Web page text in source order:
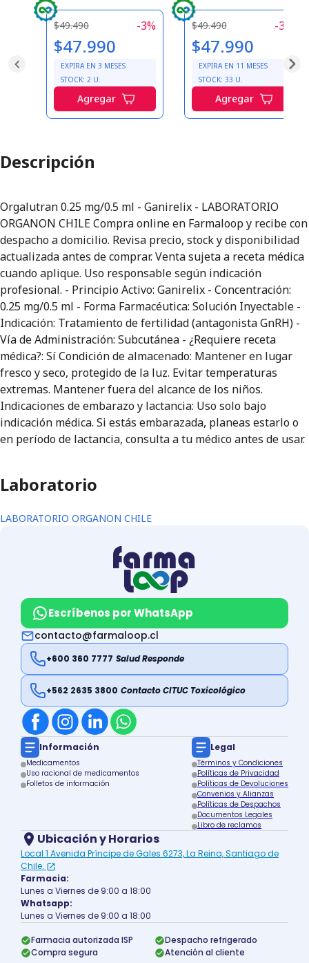
$49.490 -3%
$47.990
EXPIRA EN 3 MESES
STOCK: 2 U.
Agregar
$49.490 -3
$47.990
EXPIRA EN 11 MESES
STOCK: 33 U.
Agregar
Descripción
Orgalutran 0.25 mg/0.5 ml - Ganirelix - LABORATORIO
ORGANON CHILE Compra online en Farmaloop y recibe con
despacho a domicilio. Revisa precio, stock y disponibilidad
actualizada antes de comprar. Venta sujeta a receta médica
cuando aplique. Uso responsable según indicación
profesional. - Principio Activo: Ganirelix - Concentración:
0.25 mg/0.5 ml - Forma Farmacéutica: Solución Inyectable -
Indicación: Tratamiento de fertilidad (antagonista GnRH) -
Vía de Administración: Subcutánea - ¿Requiere receta
médica?: Sí Condición de almacenado: Mantener en lugar
fresco y seco, protegido de la luz. Evitar temperaturas
extremas. Mantener fuera del alcance de los niños.
Indicaciones de embarazo y lactancia: Uso solo bajo
indicación médica. Si estás embarazada, planeas estarlo o
en período de lactancia, consulta a tu médico antes de usar.
Laboratorio
LABORATORIO ORGANON CHILE
Escríbenos por WhatsApp
contacto@farmaloop.cl
+600 360 7777 Salud Responde
+562 2635 3800 Contacto CITUC Toxicológico
Información
Medicamentos
Uso racional de medicamentos
Folletos de información
Legal
Términos y Condiciones
Políticas de Privacidad
Políticas de Devoluciones
Convenios y Alianzas
Políticas de Despachos
Documentos Legales
Libro de reclamos
Ubicación y Horarios
Local 1 Avenida Príncipe de Gales 6273, La Reina, Santiago de
Chile.
Farmacia:
Lunes a Viernes de 9:00 a 18:00
Whatsapp:
Lunes a Viernes de 9:00 a 18:00
Farmacia autorizada ISP
Despacho refrigerado
Compra segura
Atención al cliente